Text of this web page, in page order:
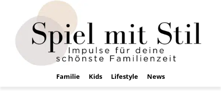
Familie Kids Lifestyle News